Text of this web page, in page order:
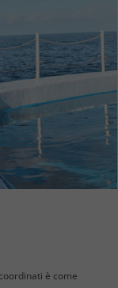
è come